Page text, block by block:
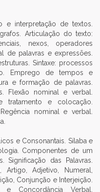
e interpretação de textos.
Articulação do texto:
nexos, operadores
de palavras e expressões.
Sintaxe: processos
Emprego de tempos e
e formação de palavras.
Flexão nominal e verbal.
tratamento e colocação.
nominal e verbal.
e Consonantais. Sílaba e
Componentes de um
Significação das Palavras.
Artigo, Adjetivo, Numeral,
Conjunção e Interjeição.
e Concordância Verbal.